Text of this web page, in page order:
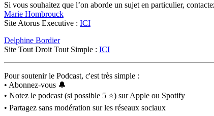
Si vous souhaitez que l’on aborde un sujet en particulier,
Marie Hombrouck
Site Atorus Executive : ICI
Delphine Bordier
Site Tout Droit Tout Simple : ICI
Pour soutenir le Podcast, c'est très simple :
• Abonnez-vous 🔔
• Notez le podcast (si possible 5 ⭐️) sur Apple ou Spotify
• Partagez sans modération sur les réseaux sociaux